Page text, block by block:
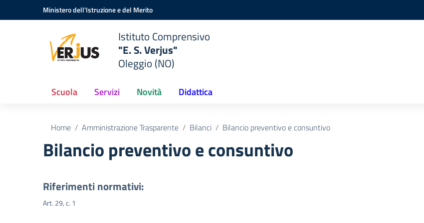
Vai ai contenuti
Vai al menu di navigazioneMinistero dell'Istruzione e del Merito
Istituto Comprensivo
"E. S. Verjus"
Oleggio (NO)
Scuola Servizi Novità Didattica
Home Amministrazione Trasparente Bilanci Bilancio preventivo e consuntivo
Bilancio preventivo e consuntivo
Riferimenti normativi:
Art. 29, c. 1